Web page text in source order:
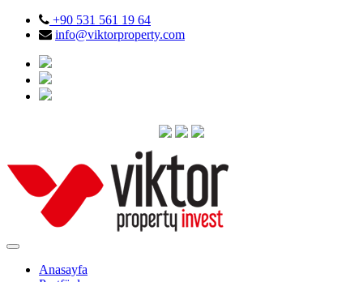
+90 531 561 19 64
info@viktorproperty.com
Anasayfa